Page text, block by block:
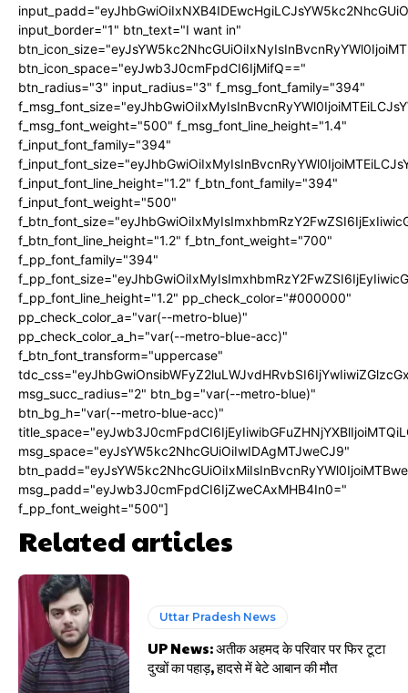
input_border="1" btn_text="I want in"
btn_icon_space="eyJwb3J0cmFpdCI6IjMifQ=="
btn_radius="3" input_radius="3" f_msg_font_family="394"
f_msg_font_weight="500" f_msg_font_line_height="1.4"
f_input_font_family="394"
f_input_font_line_height="1.2" f_btn_font_family="394"
f_input_font_weight="500"
f_btn_font_line_height="1.2" f_btn_font_weight="700"
f_pp_font_family="394"
f_pp_font_line_height="1.2" pp_check_color="#000000"
pp_check_color_a="var(--metro-blue)"
pp_check_color_a_h="var(--metro-blue-acc)"
f_btn_font_transform="uppercase"
msg_succ_radius="2" btn_bg="var(--metro-blue)"
btn_bg_h="var(--metro-blue-acc)"
msg_space="eyJsYW5kc2NhcGUiOiIwIDAgMTJweCJ9"
msg_padd="eyJwb3J0cmFpdCI6IjZweCAxMHB4In0="
f_pp_font_weight="500"]
Related articles
Uttar Pradesh News
UP News: अतीक अहमद के परिवार पर फिर टूटा
दुखों का पहाड़, हादसे में बेटे आबान की मौत